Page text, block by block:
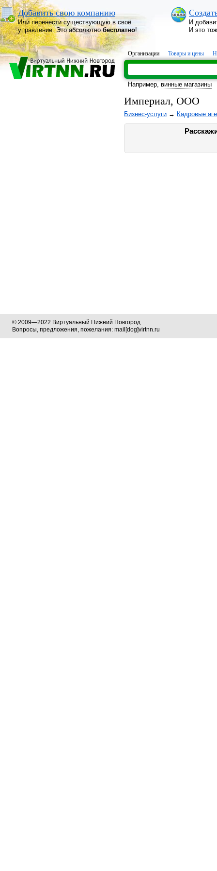
Добавить свою компанию
Или перенести существующую в своё
управление. Это абсолютнобесплатно!
И
И это
Организации Товары и цены
Например, винные магазины
Империал, ООО
Бизнес-услуги → Кадровые
© 2009—2022 Виртуальный Нижний Новгород
Вопросы, предложения, пожелания: mail[dog]virtnn.ru